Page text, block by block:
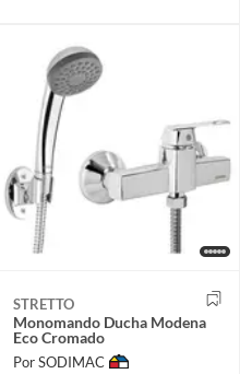
STRETTO
Monomando Ducha Modena
Eco Cromado
Por SODIMAC